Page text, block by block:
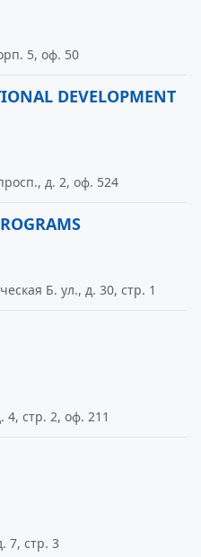
5, оф. 50
DEVELOPMENT
д. 2, оф. 524
Б. ул., д. 30, стр. 1
стр. 2, оф. 211
7, стр. 3